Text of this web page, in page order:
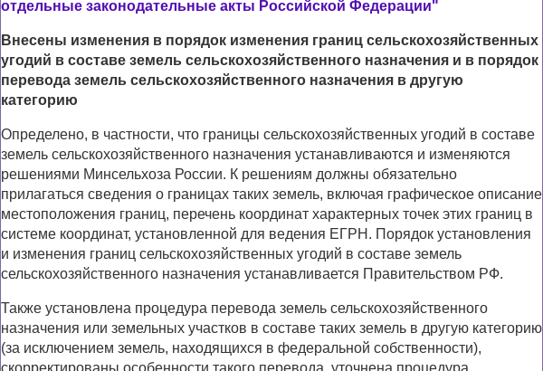
отдельные законодательные акты Российской Федерации"
Внесены изменения в порядок изменения границ сельскохозяйственных
угодий в составе земель сельскохозяйственного назначения и в порядок
перевода земель сельскохозяйственного назначения в другую
категорию
Определено, в частности, что границы сельскохозяйственных угодий в составе
земель сельскохозяйственного назначения устанавливаются и изменяются
решениями Минсельхоза России. К решениям должны обязательно
прилагаться сведения о границах таких земель, включая графическое описание
местоположения границ, перечень координат характерных точек этих границ в
системе координат, установленной для ведения ЕГРН. Порядок установления
и изменения границ сельскохозяйственных угодий в составе земель
сельскохозяйственного назначения устанавливается Правительством РФ.
Также установлена процедура перевода земель сельскохозяйственного
назначения или земельных участков в составе таких земель в другую категорию
(за исключением земель, находящихся в федеральной собственности),
скорректированы особенности такого перевода, уточнена процедура